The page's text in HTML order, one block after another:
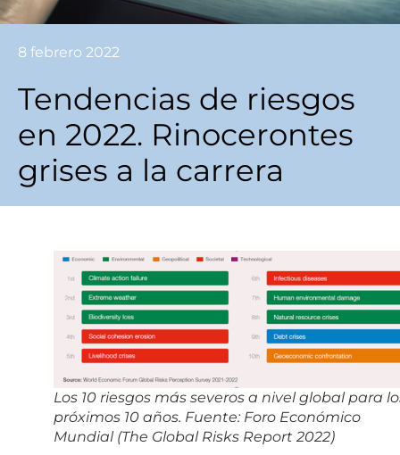
8 febrero 2022
Tendencias de riesgos
en 2022. Rinocerontes
grises a la carrera
Los 10 riesgos más severos a nivel global para
próximos 10 años. Fuente: Foro Económico
Mundial (The Global Risks Report 2022)